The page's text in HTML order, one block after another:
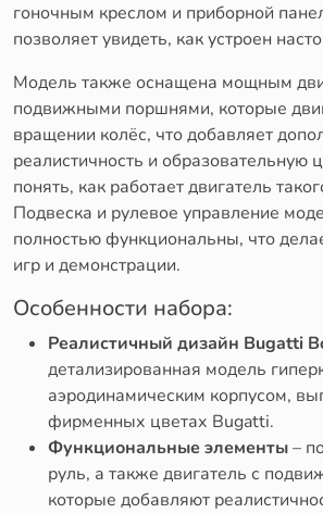
гоночным креслом и приборной
позволяет увидеть, как устроен
Модель также оснащена мощным
подвижными поршнями, которые
вращении колёс, что добавляет
реалистичность и образовательную
понять, как работает двигатель
Подвеска и рулевое управление
полностью функциональны, что
игр и демонстрации.
Особенности набора:
Реалистичный дизайн Bugatti
детализированная модель
аэродинамическим корпусом,
фирменных цветах Bugatti.
Функциональные элементы–
руль, а также двигатель с
которые добавляют